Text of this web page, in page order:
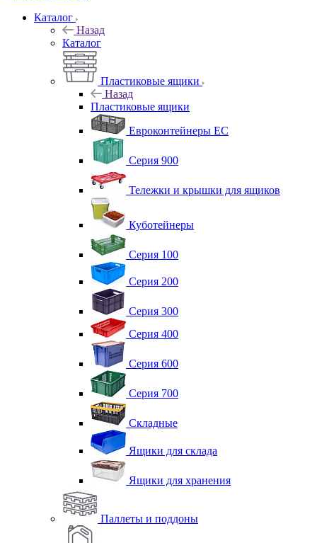
Каталог
Назад
Каталог
Пластиковые ящики
Назад
Пластиковые ящики
Евроконтейнеры ЕС
Серия 900
Тележки и крышки для ящиков
Куботейнеры
Серия 100
Серия 200
Серия 300
Серия 400
Серия 600
Серия 700
Складные
Ящики для склада
Ящики для хранения
Паллеты и поддоны